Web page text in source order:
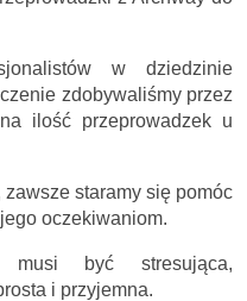
w dziedzinie
zdobywaliśmy przez
ilość przeprowadzek u
staramy się pomóc
oczekiwaniom.
musi być stresująca,
i przyjemna.